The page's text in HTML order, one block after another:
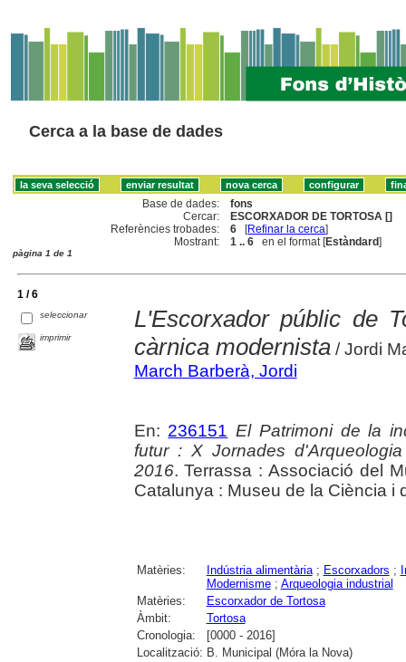
Cerca a la base de dades
Base de dades:
fons
Cercar:
ESCORXADOR DE TORTOSA []
Referències trobades:
6 [Refinar la cerca]
Mostrant:
1 .. 6 en el format [Estàndard]
pàgina 1 de 1
1 / 6
seleccionar
imprimir
L'Escorxador públic de
càrnica modernista/ Jordi
March Barberà, Jordi
En: 236151 El Patrimoni de la
futur : X Jornades
2016. Terrassa : Associació del
Catalunya : Museu de la Ciència i
Matèries: Indústria alimentària; Escorxadors ;
Modernisme; Arqueologia industrial
Matèries:
Escorxador de Tortosa
Àmbit:
Tortosa
Cronologia:
[0000 - 2016]
Localització: B. Municipal (Móra la Nova)